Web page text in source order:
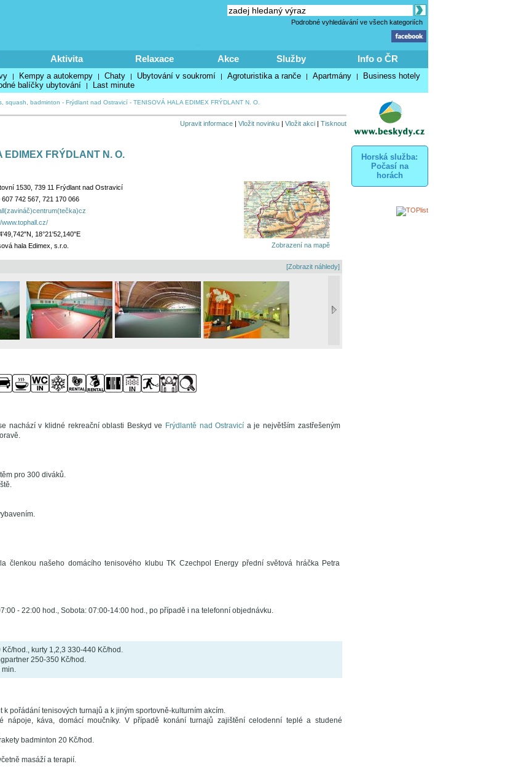
Podrobné vyhledávání ve všech kategoriích
Aktivita Relaxace Akce Služby Info o ČR
| Kempy a autokempy | Chaty | Ubytování v soukromí | Agroturistika a ranče | Apartmány | Business hotely
balíčky ubytování | Last minute
squash, badminton - Frýdlant nad Ostravicí- TENISOVÁ HALA EDIMEX FRÝDLANT N. O.
Upravit informace| Vložit novinku| Vložit akci| Tisknout
EDIMEX FRÝDLANT N. O.
1530, 739 11 Frýdlant nad Ostravicí
607 742 567, 721 170 066
www.tophall.cz/
18°21'52,140"E
hala Edimex, s.r.o. Zobrazení na mapě
[Zobrazit náhledy]
nachází v klidné rekreační oblasti Beskyd ve Frýdlantě nad Ostravicí a je největším zastřešeným
pro 300 diváků.
členkou našeho domácího tenisového klubu TK Czechpol Energy přední světová hráčka Petra
- 22:00 hod., Sobota: 07:00-14:00 hod., po případě i na telefonní objednávku.
hod., kurty 1,2,3 330-440 Kč/hod.
250-350 Kč/hod.
min.
k pořádání tenisových turnajů a k jiným sportovně-kulturním akcím.
nápoje, káva, domácí moučníky. V případě konání turnajů zajištění celodenní teplé a studené
badminton 20 Kč/hod.
masáží a terapií.
Horská služba:
Počasí na
horách